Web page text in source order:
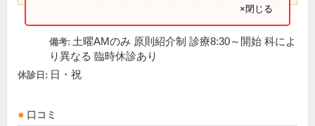
×閉じる
備考: 土曜AMのみ 原則紹介制 診療8:30～開始 科によ
り異なる 臨時休診あり
休診日: 日・祝
口コミ